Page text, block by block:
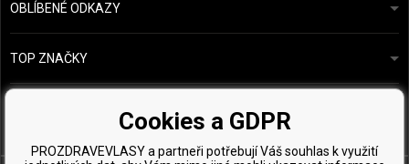
OBLÍBENÉ ODKAZY
TOP ZNAČKY
Kérastase
Paul Mitchell
Wella Professionals
Cookies a GDPR
PROZDRAVEVLASY a partneři potřebují Váš souhlas k využití